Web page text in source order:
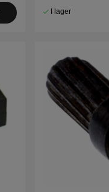
I lager